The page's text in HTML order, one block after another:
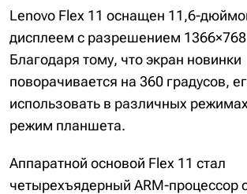
Lenovo Flex 11 оснащен 11,6-
дисплеем с разрешением
Благодаря тому, что экран новинки
поворачивается на 360 градусов,
использовать в различных
режим планшета.
Аппаратной основой Flex 11 стал
четырехъядерный ARM-процессор